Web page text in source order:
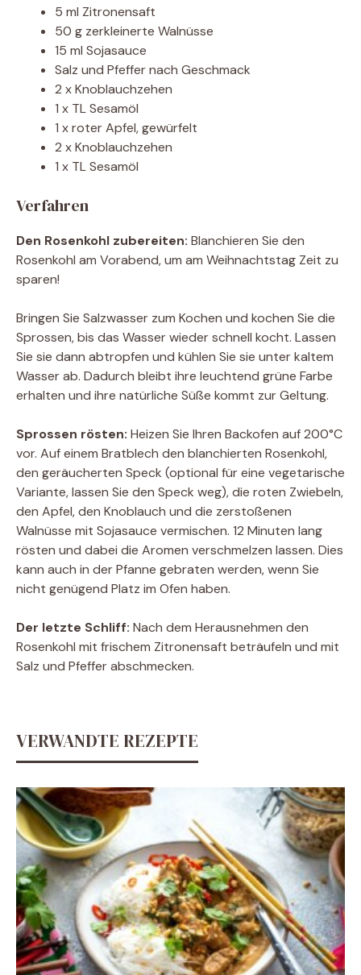
5 ml Zitronensaft
50 g zerkleinerte Walnüsse
15 ml Sojasauce
Salz und Pfeffer nach Geschmack
2 x Knoblauchzehen
1 x TL Sesamöl
1 x roter Apfel, gewürfelt
2 x Knoblauchzehen
1 x TL Sesamöl
Verfahren
Den Rosenkohl zubereiten: Blanchieren Sie den
Rosenkohl am Vorabend, um am Weihnachtstag Zeit zu
sparen!
Bringen Sie Salzwasser zum Kochen und kochen Sie die
Sprossen, bis das Wasser wieder schnell kocht. Lassen
Sie sie dann abtropfen und kühlen Sie sie unter kaltem
Wasser ab. Dadurch bleibt ihre leuchtend grüne Farbe
erhalten und ihre natürliche Süße kommt zur Geltung.
Sprossen rösten: Heizen Sie Ihren Backofen auf 200°C
vor. Auf einem Bratblech den blanchierten Rosenkohl,
den geräucherten Speck (optional für eine vegetarische
Variante, lassen Sie den Speck weg), die roten Zwiebeln,
den Apfel, den Knoblauch und die zerstoßenen
Walnüsse mit Sojasauce vermischen. 12 Minuten lang
rösten und dabei die Aromen verschmelzen lassen. Dies
kann auch in der Pfanne gebraten werden, wenn Sie
nicht genügend Platz im Ofen haben.
Der letzte Schliff: Nach dem Herausnehmen den
Rosenkohl mit frischem Zitronensaft beträufeln und mit
Salz und Pfeffer abschmecken.
VERWANDTE REZEPTE